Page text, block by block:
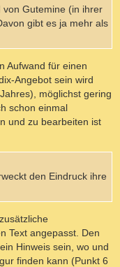
von Gutemine (in ihrer
gibt es ja mehr als
Aufwand für einen
Angebot sein wird
möglichst gering
schon einmal
und zu bearbeiten ist
den Eindruck ihre
Text angepasst. Den
Hinweis sein, wo und
finden kann (Punkt 6